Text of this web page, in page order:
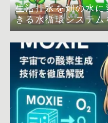
生活排水を畑の水
きる水循環システ
は？